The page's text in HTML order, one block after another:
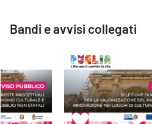
Bandi e avvisi collegati